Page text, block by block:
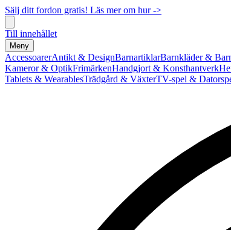
Sälj ditt fordon gratis! Läs mer om hur ->
Till innehållet
Meny
AccessoarerAntikt & DesignBarnartiklarBarnkläder &
Kameror & OptikFrimärkenHandgjort & Konsthantverk
Tablets & WearablesTrädgård & VäxterTV-spel &